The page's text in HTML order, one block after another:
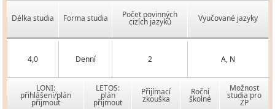
Délka studia Forma studia Počet povinných
cizích jazyků Vyučované jazyky
4,0 Denní 2 A, N
LONI:
přihlášení/plán
přijmout
LETOS:
plán
přijmout
Přijímací
zkouška
Roční
školné
Možnost
studia pro
ZP